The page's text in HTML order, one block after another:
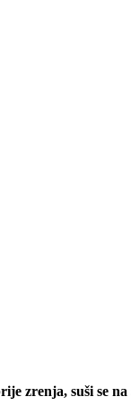
zrenja, suši se